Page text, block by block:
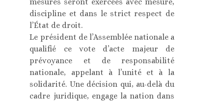
discipline et dans le strict respect de
l’État de droit.
Le président de l’Assemblée nationale a
qualifié ce vote d’acte majeur de
prévoyance et de responsabilité
nationale, appelant à l’unité et à la
solidarité. Une décision qui, au-delà du
cadre juridique, engage la nation dans